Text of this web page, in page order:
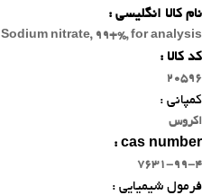
نام کالا انگلیسی :
Sodium nitrate, 99+%, for analysis
کد کالا :
20596
کمپانی :
اکروس
cas number :
7631-99-4
فرمول شیمیایی :